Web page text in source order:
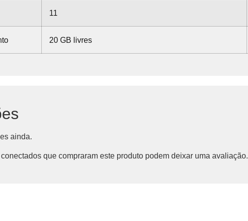
11
20 GB livres
ainda.
que compraram este produto podem deixar uma avaliação.